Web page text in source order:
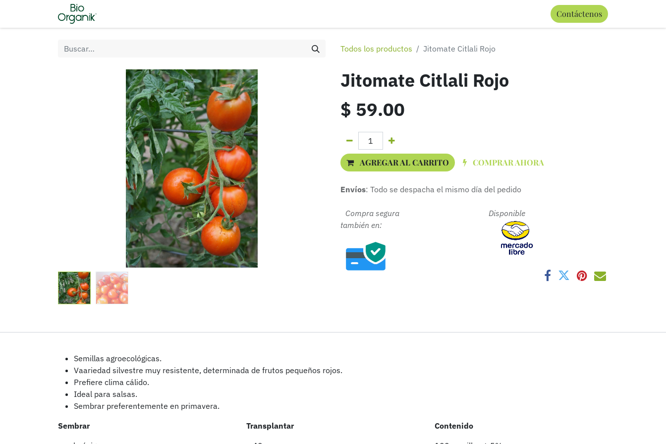
0
Contáctenos
Todos los productos Jitomate Citlali Rojo
Jitomate Citlali Rojo
$ 59.00
AGREGAR AL CARRITO COMPRAR AHORA
Envíos: Todo se despacha el mismo día del pedido
Compra segura Disponible
también en:
Semillas agroecológicas.
Vaariedad silvestre muy resistente, determinada de frutos pequeños rojos.
Prefiere clima cálido.
Ideal para salsas.
Sembrar preferentemente en primavera.
Sembrar
Transplantar
Contenido